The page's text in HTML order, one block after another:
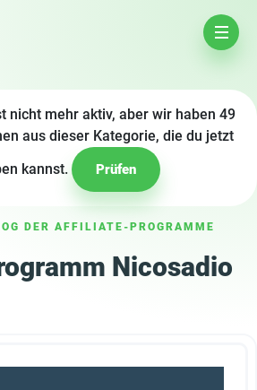
nicht mehr aktiv, aber wir haben 49
aus dieser Kategorie, die du jetzt
kannst.
Prüfen
DER AFFILIATE-PROGRAMME
Nicosadio